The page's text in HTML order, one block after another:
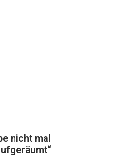
nicht mal